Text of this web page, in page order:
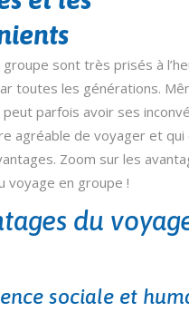
sont très prisés à
toutes les générations.
parfois avoir ses
agréable de voyager et
Zoom sur les
voyage en groupe !
du
sociale et